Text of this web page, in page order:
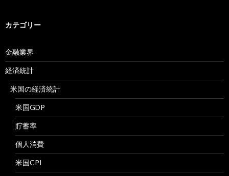
カテゴリー
金融業界
経済統計
米国の経済統計
米国GDP
貯蓄率
個人消費
米国CPI